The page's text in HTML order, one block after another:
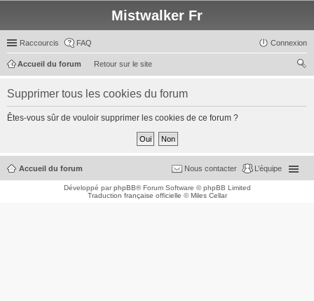
Mistwalker Fr
Raccourcis FAQ Connexion
Retour sur le site
Accueil du forum
Supprimer tous les cookies du forum
Êtes-vous sûr de vouloir supprimer les cookies de ce forum ?
Accueil du forum L’équipe
Nous contacter
Développé parphpBB® Forum Software © phpBB Limited
Traduction française officielle ©Miles Cellar